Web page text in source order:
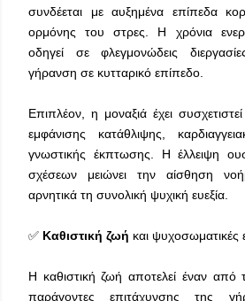
συνδέεται με αυξημένα επίπεδα
ορμόνης του στρες. Η χρόνια
οδηγεί σε φλεγμονώδεις
γήρανση σε κυτταρικό επίπεδο.
Επιπλέον, η μοναξιά έχει
εμφάνισης κατάθλιψης,
γνωστικής έκπτωσης. Η έλλειψη
σχέσεων μειώνει την αίσθηση
αρνητικά τη συνολική ψυχική ευεξία.
✅ Καθιστική ζωή και ψυχοσωματικές
Η καθιστική ζωή αποτελεί έναν από
παράγοντες επιτάχυνσης της